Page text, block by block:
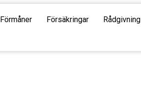
Förmåner Försäkringar Rådgivning